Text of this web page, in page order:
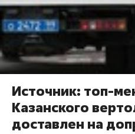
Источник: топ-
Казанского
доставлен на